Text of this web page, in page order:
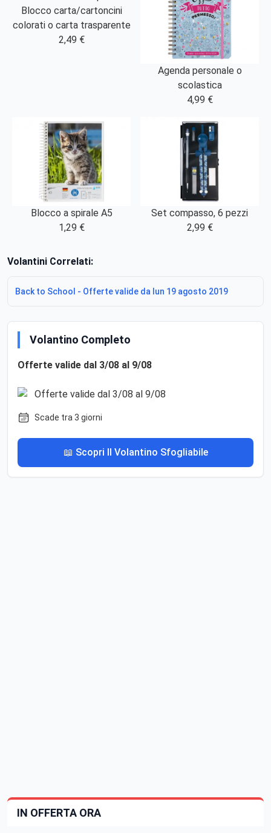
Blocco carta/cartoncini
colorati o carta trasparente
2,49 €
Agenda personale o
scolastica
4,99 €
Blocco a spirale A5
1,29 €
Set compasso, 6 pezzi
2,99 €
Volantini Correlati:
Back to School - Offerte valide da lun 19 agosto 2019
Volantino Completo
Offerte valide dal 3/08 al 9/08
Scade tra 3 giorni
📖 Scopri Il Volantino Sfogliabile
IN OFFERTA ORA